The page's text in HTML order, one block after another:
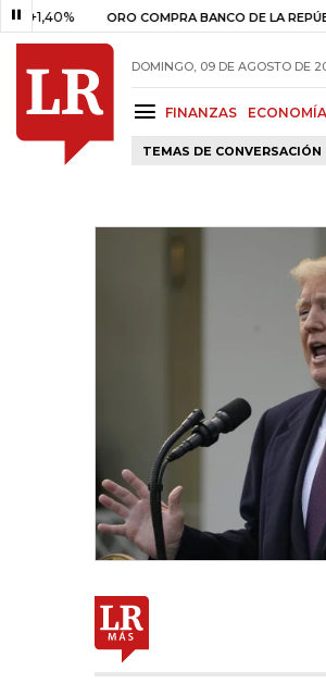
ORO COMPRA BANCO DE LA REPÚBLICA $
DOMINGO, 09 DE AGOSTO DE
FINANZAS ECONOMÍA
TEMAS DE CONVERSACIÓN